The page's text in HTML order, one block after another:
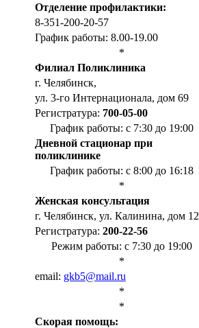
Отделение профилактики:
8-351-200-20-57
График работы: 8.00-19.00
*
Филиал Поликлиника
г. Челябинск,
ул. 3-го Интернационала, дом 69
Регистратура: 700-05-00
График работы: с 7:30 до 19:00
Дневной стационар при
поликлинике
График работы: с 8:00 до 16:18
*
Женская консультация
г. Челябинск, ул. Калинина, дом 12
Регистратура: 200-22-56
Режим работы: с 7:30 до 19:00
*
email: gkb5@mail.ru
*
*
Cкорая помощь: